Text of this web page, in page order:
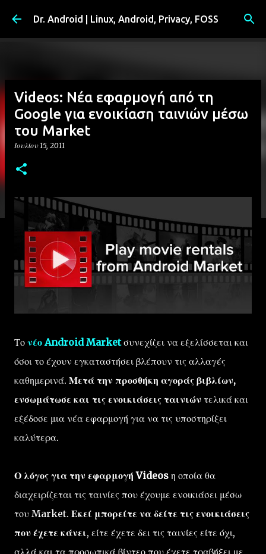
Μετάβαση στο κύριο περιεχόμενο
Dr. Android | Linux, Android, Privacy, FOSS
Videos: Νέα εφαρμογή από τη
Google για ενοικίαση ταινιών μέσω
του Market
Ιουλίου 15, 2011
Το νέο Android Marketσυνεχίζει να εξελίσσεται και
όσοι το έχουν εγκαταστήσει βλέπουν τις αλλαγές
καθημερινά. Μετά την προσθήκη αγοράς βιβλίων,
ενσωμάτωσε και τις ενοικιάσεις ταινιών τελικά και
εξέδοσε μια νέα εφαρμογή για να τις υποστηρίξει
καλύτερα.
Ο λόγος για την εφαρμογή Videos η οποία θα
διαχειρίζεται τις ταινίες που έχουμε ενοικιάσει μέσω
του Market. Εκεί μπορείτε να δείτε τις ενοικιάσεις
που έχετε κάνει, είτε έχετε δει τις ταινίες είτε όχι,
αλλά και τα προσωπικά βίντεο που έχετε τραβήξει με